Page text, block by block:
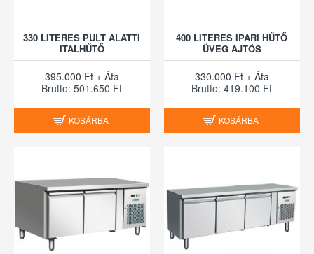
330 LITERES PULT ALATTI
ITALHŰTŐ
395.000 Ft + Áfa
Brutto: 501.650 Ft
KOSÁRBA
400 LITERES IPARI HŰTŐ
ÜVEG AJTÓS
330.000 Ft + Áfa
Brutto: 419.100 Ft
KOSÁRBA